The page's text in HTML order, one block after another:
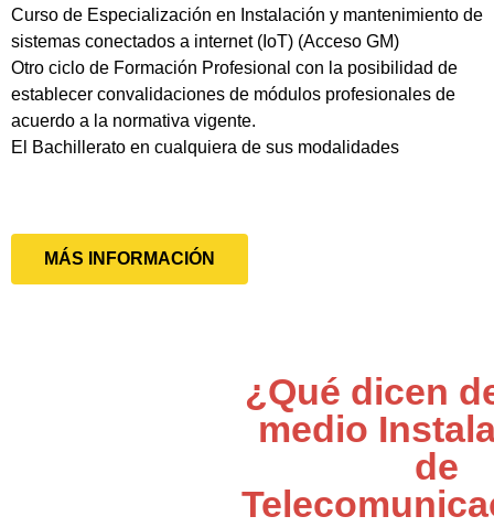
Curso de Especialización en Instalación y mantenimiento de
sistemas conectados a internet (IoT) (Acceso GM)
Otro ciclo de Formación Profesional con la posibilidad de
establecer convalidaciones de módulos profesionales de
acuerdo a la normativa vigente.
El Bachillerato en cualquiera de sus modalidades
MÁS INFORMACIÓN
¿Qué dicen
medio
de